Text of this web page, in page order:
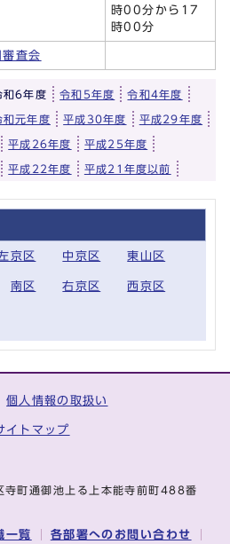
時00分から17
時00分
査会
和6年度 令和5年度 令和4年度
和元年度 平成30年度 平成29年度
平成26年度 平成25年度
平成22年度 平成21年度以前
京区 中京区 東山区
南区 右京区 西京区
個人情報の取扱い
イトマップ
町通御池上る上本能寺前町488番
一覧 各部署へのお問い合わせ